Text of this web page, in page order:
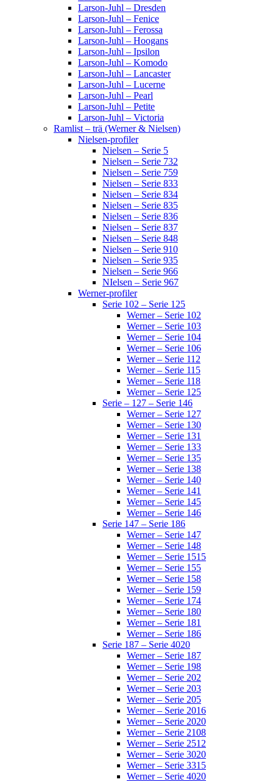
Larson-Juhl – Dresden
Larson-Juhl – Fenice
Larson-Juhl – Ferossa
Larson-Juhl – Hoogans
Larson-Juhl – Ipsilon
Larson-Juhl – Komodo
Larson-Juhl – Lancaster
Larson-Juhl – Lucerne
Larson-Juhl – Pearl
Larson-Juhl – Petite
Larson-Juhl – Victoria
Ramlist – trä (Werner & Nielsen)
Nielsen-profiler
Nielsen – Serie 5
Nielsen – Serie 732
Nielsen – Serie 759
Nielsen – Serie 833
Nielsen – Serie 834
Nielsen – Serie 835
Nielsen – Serie 836
Nielsen – Serie 837
Nielsen – Serie 848
Nielsen – Serie 910
Nielsen – Serie 935
Nielsen – Serie 966
NIelsen – Serie 967
Werner-profiler
Serie 102 – Serie 125
Werner – Serie 102
Werner – Serie 103
Werner – Serie 104
Werner – Serie 106
Werner – Serie 112
Werner – Serie 115
Werner – Serie 118
Werner – Serie 125
Serie – 127 – Serie 146
Werner – Serie 127
Werner – Serie 130
Werner – Serie 131
Werner – Serie 133
Werner – Serie 135
Werner – Serie 138
Werner – Serie 140
Werner – Serie 141
Werner – Serie 145
Werner – Serie 146
Serie 147 – Serie 186
Werner – Serie 147
Werner – Serie 148
Werner – Serie 1515
Werner – Serie 155
Werner – Serie 158
Werner – Serie 159
Werner – Serie 174
Werner – Serie 180
Werner – Serie 181
Werner – Serie 186
Serie 187 – Serie 4020
Werner – Serie 187
Werner – Serie 198
Werner – Serie 202
Werner – Serie 203
Werner – Serie 205
Werner – Serie 2016
Werner – Serie 2020
Werner – Serie 2108
Werner – Serie 2512
Werner – Serie 3020
Werner – Serie 3315
Werner – Serie 4020